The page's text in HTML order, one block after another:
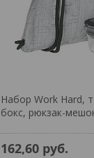
Набор Work Hard,
бокс, рюкзак-
162,60 руб.